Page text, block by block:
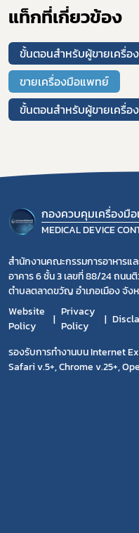
แท็กที่เกี่ยวข้อง
ขั้นตอนสำหรับผู้ขายเครื่อ
ขายเครื่องมือแพทย์
ขั้นตอนสำหรับผู้ขายเครื่
กองควบคุมเครื่องมื
MEDICAL DEVICE
สำนักงานคณะกรรมการอาหารแล
อาคาร 6 ชั้น 3 เลขที่ 88/24 ถนน
ตำบลตลาดขวัญ อำเภอเมือง จัง
Website
Policy
Privacy
Policy
รองรับการทำงานบน Internet
Safari v.5+, Chrome v.25+,